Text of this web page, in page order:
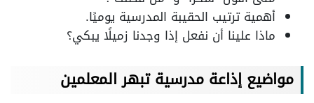
أهمية ترتيب الحقيبة المدرسية يوميًا.
ماذا علينا أن نفعل إذا وجدنا زميلًا يبكي؟
مواضيع إذاعة مدرسية تبهر المعلمين